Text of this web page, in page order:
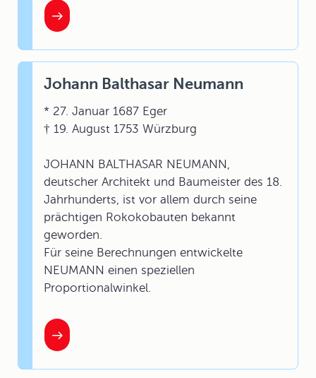
Johann Balthasar Neumann
* 27. Januar 1687 Eger
† 19. August 1753 Würzburg
JOHANN BALTHASAR NEUMANN,
deutscher Architekt und Baumeister des 18.
Jahrhunderts, ist vor allem durch seine
prächtigen Rokokobauten bekannt
geworden.
Für seine Berechnungen entwickelte
NEUMANN einen speziellen
Proportionalwinkel.